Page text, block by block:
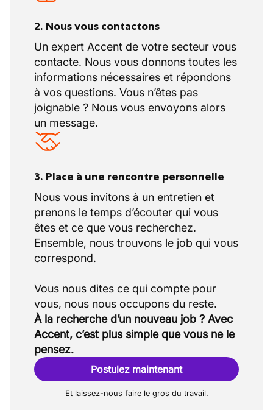
2. Nous vous contactons
Un expert Accent de votre secteur vous
contacte. Nous vous donnons toutes les
informations nécessaires et répondons
à vos questions. Vous n’êtes pas
joignable ? Nous vous envoyons alors
un message.
3. Place à une rencontre personnelle
Nous vous invitons à un entretien et
prenons le temps d’écouter qui vous
êtes et ce que vous recherchez.
Ensemble, nous trouvons le job qui vous
correspond.
Vous nous dites ce qui compte pour
À la recherche d’un nouveau job ? Avec
Accent, c’est plus simple que vous ne le
pensez.
Postulez maintenant
Et laissez-nous faire le gros du travail.